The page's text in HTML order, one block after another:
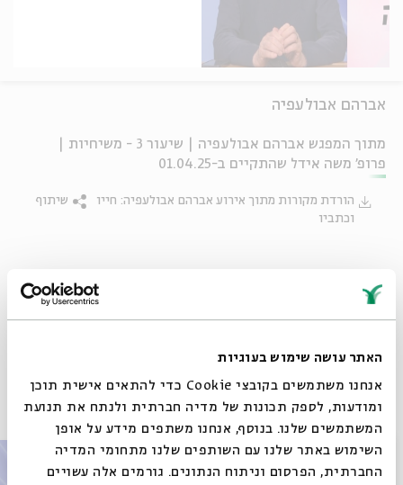
האתר עושה שימוש בעוגיות
אנחנו משתמשים בקובצי Cookie כדי להתאים אישית תוכן
ומודעות, לספק תכונות של מדיה חברתית ולנתח את תנועת
המשתמשים שלנו. בנוסף, אנחנו משתפים מידע על אופן
השימוש באתר שלנו עם השותפים שלנו מתחומי המדיה
החברתית, הפרסום וניתוח הנתונים. גורמים אלה עשויים
אברהם אבולעפיה
מתוך המפגש אברהם אבולעפיה | שיעור 3 - משיחיות |
פרופ' משה אידל שהתקיים ב-01.04.25
הורדת מקורות מתוך אירוע אברהם אבולעפיה: חייו
וכתביו
שיתוף
תגיות: אברהם אבולעפיה
פרקים נוספים בסדרה
סגור